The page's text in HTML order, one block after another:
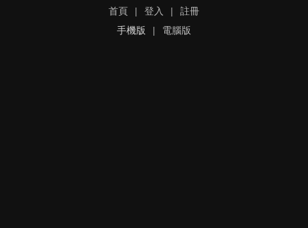
首頁 | 登入 |
註冊
手機版
| 電腦版